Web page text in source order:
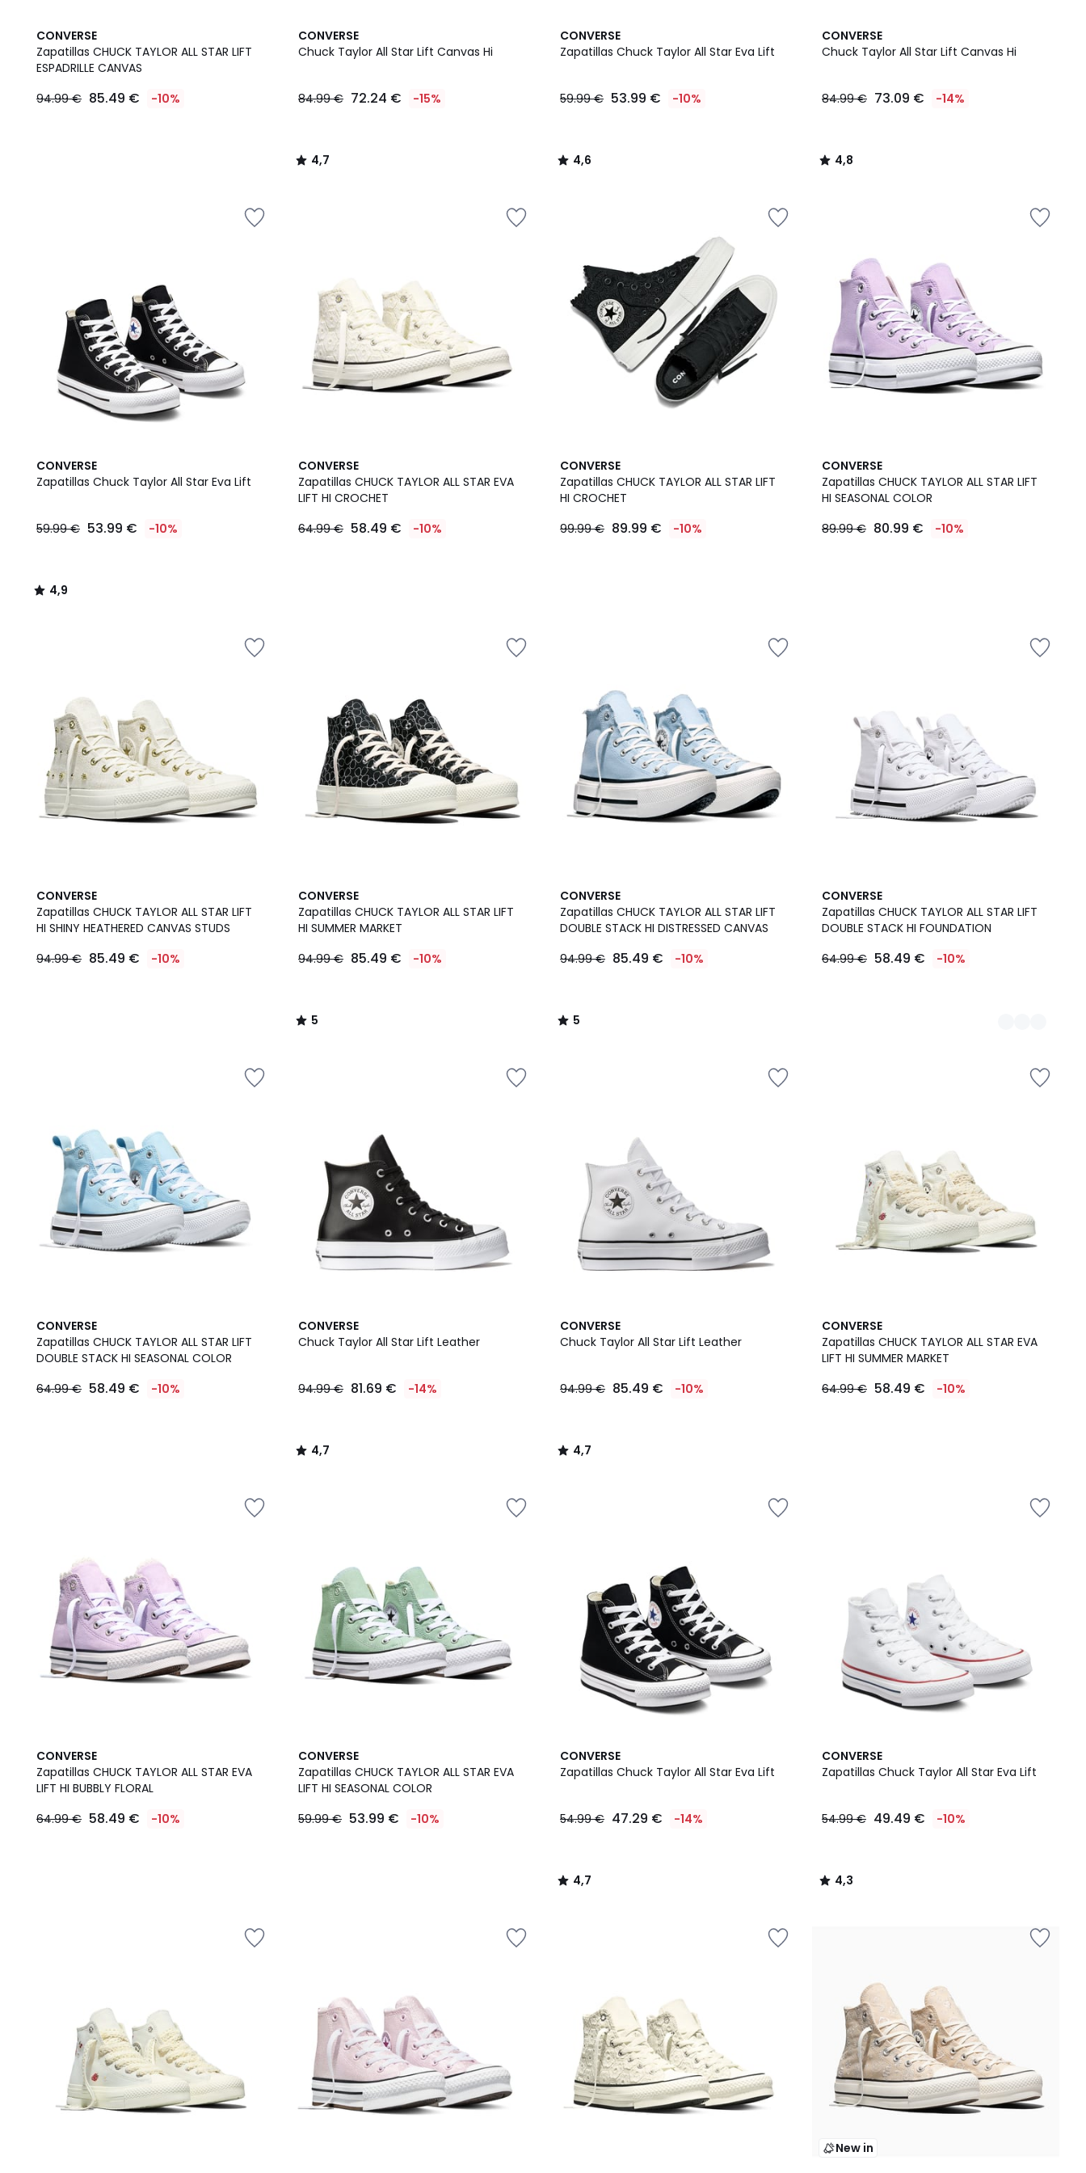
CONVERSE
Zapatillas CHUCK TAYLOR ALL STAR LIFT
ESPADRILLE CANVAS
€
94.99 € 85.49 € -10%
CONVERSE
Chuck Taylor All Star Lift Canvas Hi
84.99 € 72.24 € -15%
4,7
/ 5
4,7
/
CONVERSE
Zapatillas Chuck Taylor All Star Eva Lift
59.99 € 53.99 € -10%
4,6
/ 5
4,6
/
CONVERSE
Chuck Taylor All Star Lift Canvas Hi
84.99 € 73.09 € -14%
4,8
/ 5
4,8
/
CONVERSE
Zapatillas Chuck Taylor All Star Eva Lift
59.99 € 53.99 € -10%
4,9
/ 5
4,9
/
CONVERSE
Zapatillas CHUCK TAYLOR ALL STAR EVA
LIFT HI CROCHET
64.99 € 58.49 € -10%
CONVERSE
Zapatillas CHUCK TAYLOR ALL STAR LIFT
HI CROCHET
99.99 € 89.99 € -10%
CONVERSE
Zapatillas CHUCK TAYLOR ALL STAR LIFT
HI SEASONAL COLOR
89.99 € 80.99 € -10%
CONVERSE
Zapatillas CHUCK TAYLOR ALL STAR LIFT
HI SHINY HEATHERED CANVAS STUDS
94.99 € 85.49 € -10%
CONVERSE
Zapatillas CHUCK TAYLOR ALL STAR LIFT
HI SUMMER MARKET
94.99 € 85.49 € -10%
5
/
5
5
/
CONVERSE
Zapatillas CHUCK TAYLOR ALL STAR LIFT
DOUBLE STACK HI DISTRESSED CANVAS
94.99 € 85.49 € -10%
5
/
5
5
/
CONVERSE
Zapatillas CHUCK TAYLOR ALL STAR LIFT
DOUBLE STACK HI FOUNDATION
64.99 € 58.49 € -10%
2
Colores
CONVERSE
Zapatillas CHUCK TAYLOR ALL STAR LIFT
DOUBLE STACK HI SEASONAL COLOR
64.99 € 58.49 € -10%
CONVERSE
Chuck Taylor All Star Lift Leather
94.99 € 81.69 € -14%
4,7
/ 5
4,7
/
CONVERSE
Chuck Taylor All Star Lift Leather
94.99 € 85.49 € -10%
4,7
/ 5
4,7
/
CONVERSE
Zapatillas CHUCK TAYLOR ALL STAR EVA
LIFT HI SUMMER MARKET
64.99 € 58.49 € -10%
CONVERSE
Zapatillas CHUCK TAYLOR ALL STAR EVA
LIFT HI BUBBLY FLORAL
64.99 € 58.49 € -10%
CONVERSE
Zapatillas CHUCK TAYLOR ALL STAR EVA
LIFT HI SEASONAL COLOR
59.99 € 53.99 € -10%
CONVERSE
Zapatillas Chuck Taylor All Star Eva Lift
54.99 € 47.29 € -14%
4,7
/ 5
4,7
/
CONVERSE
Zapatillas Chuck Taylor All Star Eva Lift
54.99 € 49.49 € -10%
4,3
/ 5
4,3
/
New in